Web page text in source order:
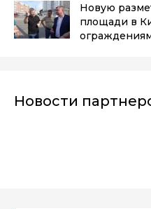
Новую
площади в
Новости